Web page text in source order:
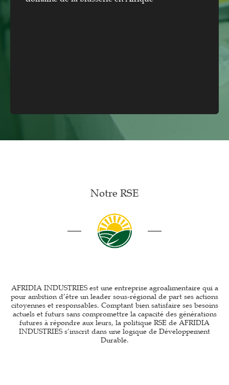
Notre RSE
AFRIDIA INDUSTRIES est une entreprise agroalimentaire qui a
pour ambition d’être un leader sous-régional de part ses actions
citoyennes et responsables. Comptant bien satisfaire ses besoins
actuels et futurs sans compromettre la capacité des générations
futures à répondre aux leurs, la politique RSE de AFRIDIA
INDUSTRIES s’inscrit dans une logique de Développement
Durable.